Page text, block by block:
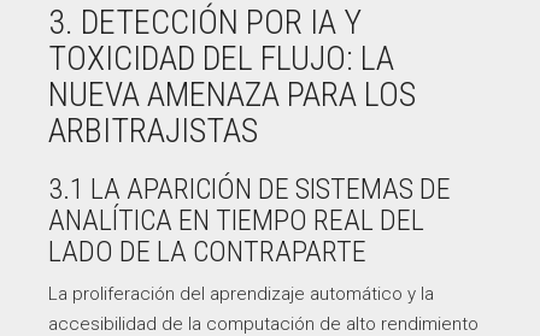
3. DETECCIÓN POR IA Y
TOXICIDAD DEL FLUJO: LA
NUEVA AMENAZA PARA LOS
ARBITRAJISTAS
3.1 LA APARICIÓN DE SISTEMAS DE
ANALÍTICA EN TIEMPO REAL DEL
LADO DE LA CONTRAPARTE
La proliferación del aprendizaje automático y la
accesibilidad de la computación de alto rendimiento